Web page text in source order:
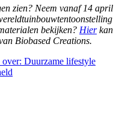
zien? Neem vanaf 14 april
bekijken? Hierkan
Biobased Creations.
Duurzame lifestyle